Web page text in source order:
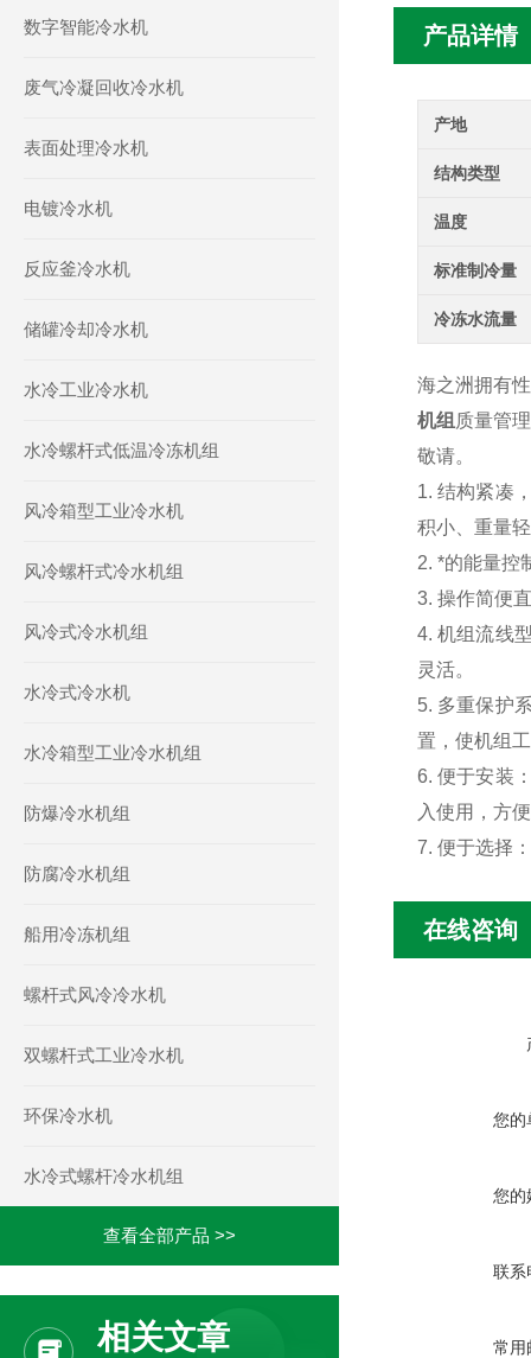
数字智能冷水机
废气冷凝回收冷水机
表面处理冷水机
电镀冷水机
反应釜冷水机
储罐冷却冷水机
水冷工业冷水机
水冷螺杆式低温冷冻机组
风冷箱型工业冷水机
风冷螺杆式冷水机组
风冷式冷水机组
水冷式冷水机
水冷箱型工业冷水机组
防爆冷水机组
防腐冷水机组
船用冷冻机组
螺杆式风冷冷水机
双螺杆式工业冷水机
环保冷水机
水冷式螺杆冷水机组
查看全部产品 >>
相关文章
产品详情
产地
结构类型
温度
标准制冷量
冷冻水流量
海之洲拥有
机组 质量管
敬请。
1. 结构紧凑
积小、重量
2. *的能量控
3. 操作简便
4. 机组流线
灵活。
5. 多重保护
置，使机组
6. 便于安装
入使用，方
7. 便于选择
在线咨询
您的
您的
联系
常用